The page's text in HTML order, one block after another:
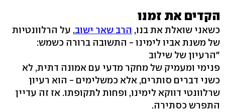
הקדים את זמנו
כשאני שואלת את בנו, הרב שאר ישוב, על הרלוונטיות
של משנת אביו לימינו - התשובה ברורה כשמש:
"הרעיון של שילוב
פנימי ומעמיק של מחקר מדעי עם אמונה דתית, לא
כשני דברים סותרים, אלא כמשלימים - הוא רעיון
שרלוונטי דווקא לימינו, ופחות לתקופתו. אז זה עדיין
התפרש כסתירה.